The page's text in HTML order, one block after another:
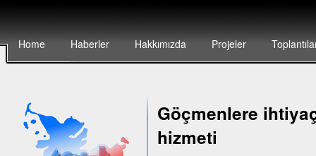
Home Haberler Hakkımızda Projeler
Göçmenlere
hizmeti